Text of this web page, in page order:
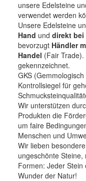
unsere Edelsteine
verwendet werden
Unsere Edelsteine
Hand und direkt bei
bevorzugt Händler
Handel (Fair
gekennzeichnet.
GKS
Kontrollsiegel für
Wir unterstützen
Produkten die
um faire
Menschen und
Wir lieben
ungeschönte
Formen: Jeder
Wunder der Natur!